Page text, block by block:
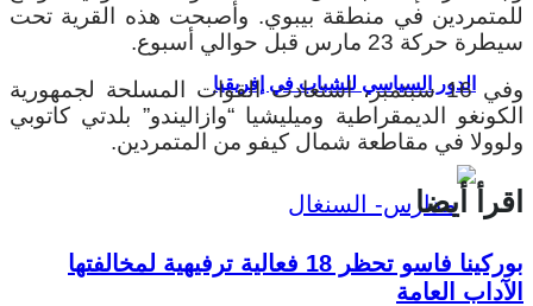
الدور السياسي للشباب في إفريقيا
للمتمردين في منطقة بيبوي. وأصبحت هذه القرية تحت
سيطرة حركة 23 مارس قبل حوالي أسبوع.
وفي 16 سبتمبر، استعادت القوات المسلحة لجمهورية
الكونغو الديمقراطية وميليشيا “وازاليندو” بلدتي كاتوبي
ولوولا في مقاطعة شمال كيفو من المتمردين.
اقرأ أيضا
بوركينا فاسو تحظر 18 فعالية ترفيهية لمخالفتها
الآداب العامة